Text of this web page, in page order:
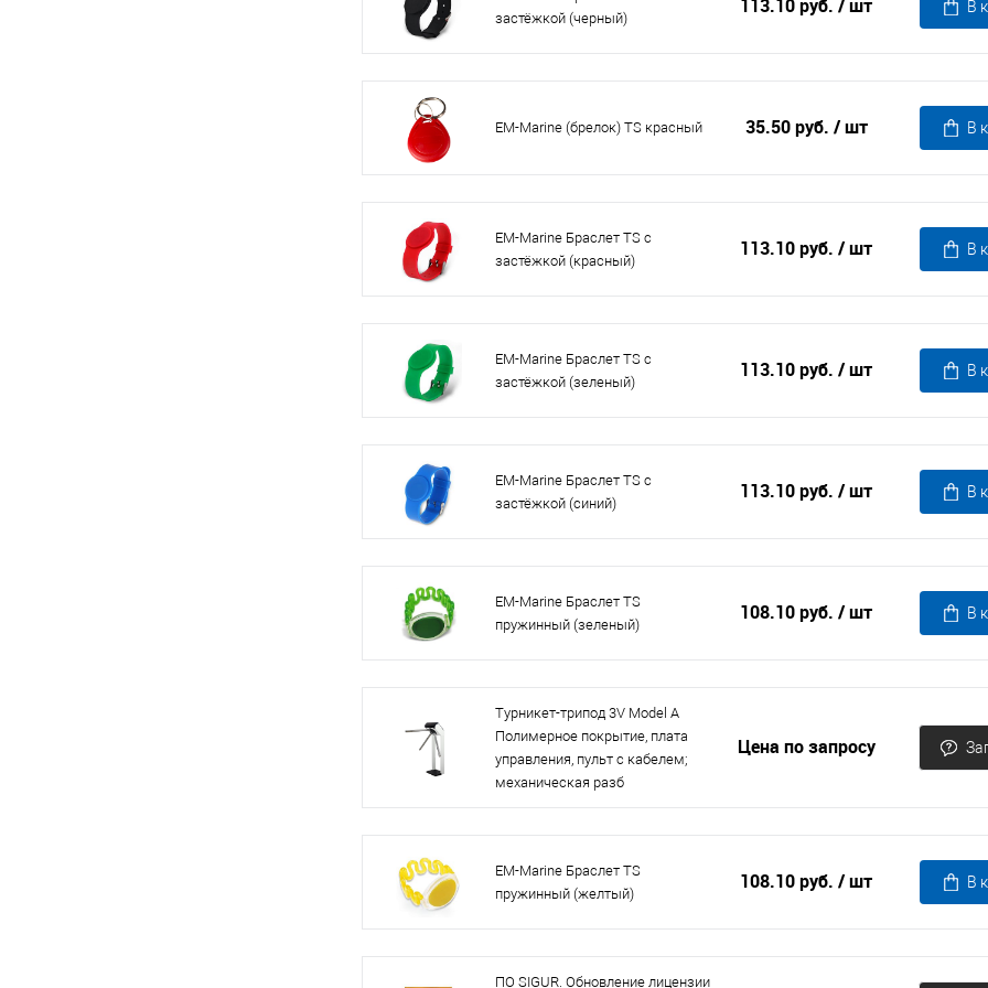
застёжкой (черный)
113.10 руб. / шт В
EM-Marine (брелок) TS красный 35.50 руб. / шт В
EM-Marine Браслет TS с
застёжкой (красный)
113.10 руб. / шт В
EM-Marine Браслет TS с
застёжкой (зеленый)
113.10 руб. / шт В
EM-Marine Браслет TS с
застёжкой (синий)
113.10 руб. / шт В
EM-Marine Браслет TS
пружинный (зеленый)
108.10 руб. / шт В
Турникет-трипод 3V Model A
Полимерное покрытие, плата
управления, пульт с кабелем;
механическая разб
Цена по запросу
EM-Marine Браслет TS
пружинный (желтый)
108.10 руб. / шт В
ПО SIGUR. Обновление лицензии